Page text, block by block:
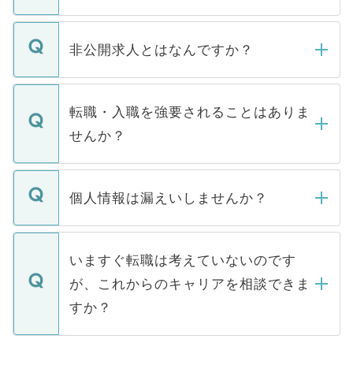
ご登録いただきましたら、弊社担当者がご
登録内容を確認し、その後メールもしくは
ます。通常、5営業日以内にはご連絡をせて
いただきますので、しばらくお待ちくださ
い。
非公開求人とはなんですか？
マイナビDOCTORで取り扱っている求人の
うち約3割は、Webサイトからご覧いただ
けない「非公開求人」です。非公開求人は
下記の理由によって、一般には公開してい
ません。
■応募殺到を避けるため 人気のある医療機
関を公にしてしまうと、応募が殺到する場
に、医療機関が求める条件に合った人材の
みを人材紹介会社に依頼するケースが増え
ています。
転職・入職を強要されることはありま
せんか？
転職・入職を強要することは一切ありませ
ん。また、仮に応募先から内定をいただい
定を承諾する必要はありません。内定先へ
の辞退の連絡はキャリアパートナーが行い
ますので、ご安心ください。
個人情報は漏えいしませんか？
個人情報が漏えいすることはありませんの
で、ご安心ください。当サイトからの登録
などで収集したご登録者様の個人情報は、
ご本人のキャリアアップおよび転職活動の
支援を目的に使用いたします。お預かりし
ているすべての個人データはご本人の許可
いますぐ転職は考えていないのです
が、これからのキャリアを相談できま
すか？